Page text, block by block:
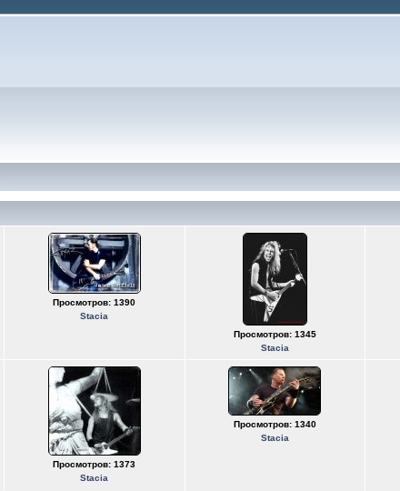
Просмотров: 1390
Stacia
Просмотров: 1345
Stacia
Просмотров: 1373
Stacia
Просмотров: 1340
Stacia